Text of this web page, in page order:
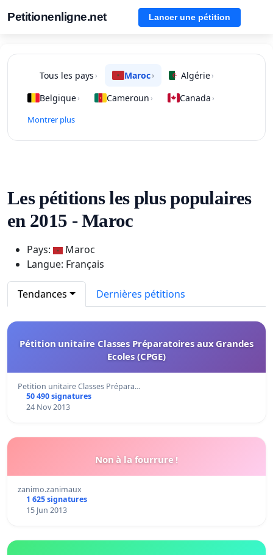
Petitionenligne.net Lancer une pétition
Tous les pays › Maroc› Algérie›
Belgique› Cameroun › Canada ›
Montrer plus
Les pétitions les plus populaires
en 2015 - Maroc
Pays:
Maroc
Langue: Français
Tendances Dernières pétitions
Pétition unitaire Classes Préparatoires aux Grandes
Ecoles (CPGE)
Petition unitaire Classes Prépara…
50 490 signatures
24 Nov 2013
Non à la fourrure !
zanimo.zanimaux
1 625 signatures
15 Jun 2013